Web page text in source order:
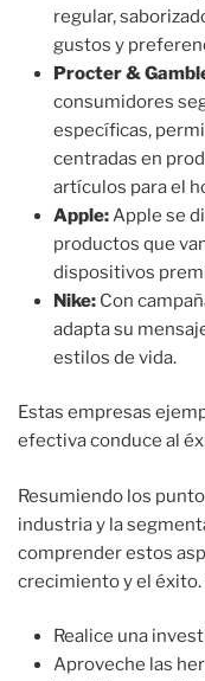
regular,
gustos y
Procter &
consumidores
específicas,
centradas en
artículos para el
Apple:Apple se
productos que
dispositivos
Nike: Con
adapta su
estilos de vida.
Estas empresas
efectiva conduce al
Resumiendo los
industria y la
comprender estos
crecimiento y el
Realice una
Aproveche las